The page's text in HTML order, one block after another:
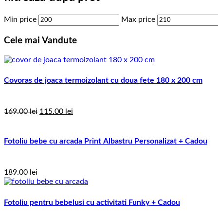
Min price Max price
Cele mai Vandute
Covoras de joaca termoizolant cu doua fete 180 x 200 cm
169.00lei 115.00 lei
Fotoliu bebe cu arcada Print Albastru Personalizat + Cadou
189.00 lei
Fotoliu pentru bebelusi cu activitati Funky + Cadou